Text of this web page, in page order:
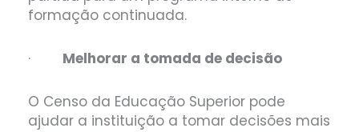
formação continuada.
· Melhorar a tomada de decisão
O Censo da Educação Superior pode
ajudar a instituição a tomar decisões mais